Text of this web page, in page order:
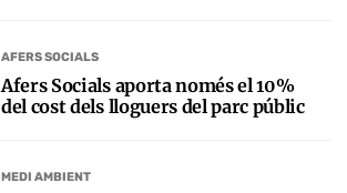
AFERS SOCIALS
Afers Socials aporta només el 10%
del cost dels lloguers del parc públic
MEDI AMBIENT